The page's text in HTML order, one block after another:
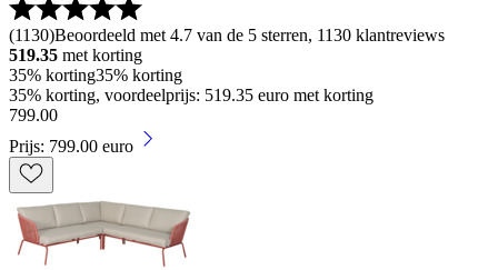
(1130)Beoordeeld met 4.7 van de 5 sterren, 1130 klantreviews
519.35 met korting
35% korting35% korting
35% korting, voordeelprijs: 519.35 euro met korting
799.00
Prijs: 799.00 euro